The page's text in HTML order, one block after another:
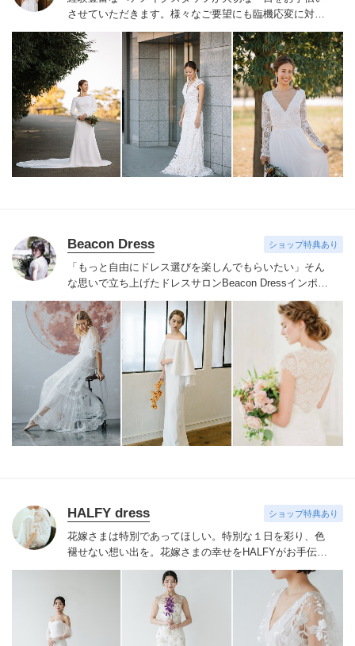
させていただきます。様々なご要望にも臨機応変に対応
し、人生で一番輝く笑顔を創り出します。
Beacon Dress ショップ特典あり
「もっと自由にドレス選びを楽しんでもらいたい」そん
な思いで立ち上げたドレスサロンBeacon Dressインポー
トドレスならではの繊細なレースやビジューをあしらっ
たドレスを手の届く価格でご用意
NYで注目されているア
クセサリーブランドRANJANA KHAN、シューズブラン
ドbellabelle shoesなどインポートアイテムも取り扱って
おります
自由でおしゃれなウェディングを目指すすべて
の花嫁様へ
サロンでお待ちしております
HALFY dress ショップ特典あり
花嫁さまは特別であってほしい。特別な１日を彩り、色
褪せない想い出を。 花嫁さまの幸せをHALFYがお手伝い
いたします。HALFYのドレスを見に纏うことでその人本
来の美しさを引きだし、ご自身の魅力に気づいて欲しい
と考えております。自分の魅力をもっと引き出したい、
自信を持って特別な１日を迎えたいという花嫁さまに見
つけて頂きたいです。